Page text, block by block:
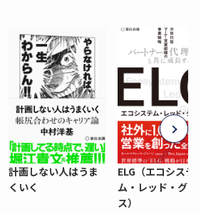
計画しない人はうま
くいく
ELG（エコシステ
ム・レッド・グロ
ス）